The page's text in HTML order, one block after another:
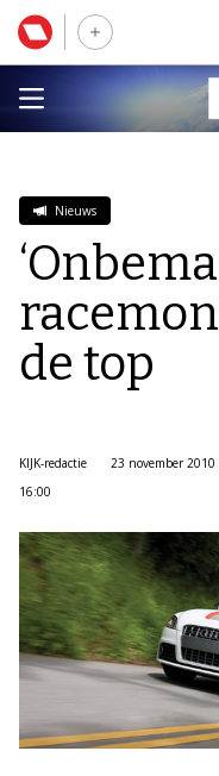
Nieuws
de top
KIJK-redactie
23 november 2010
16:00